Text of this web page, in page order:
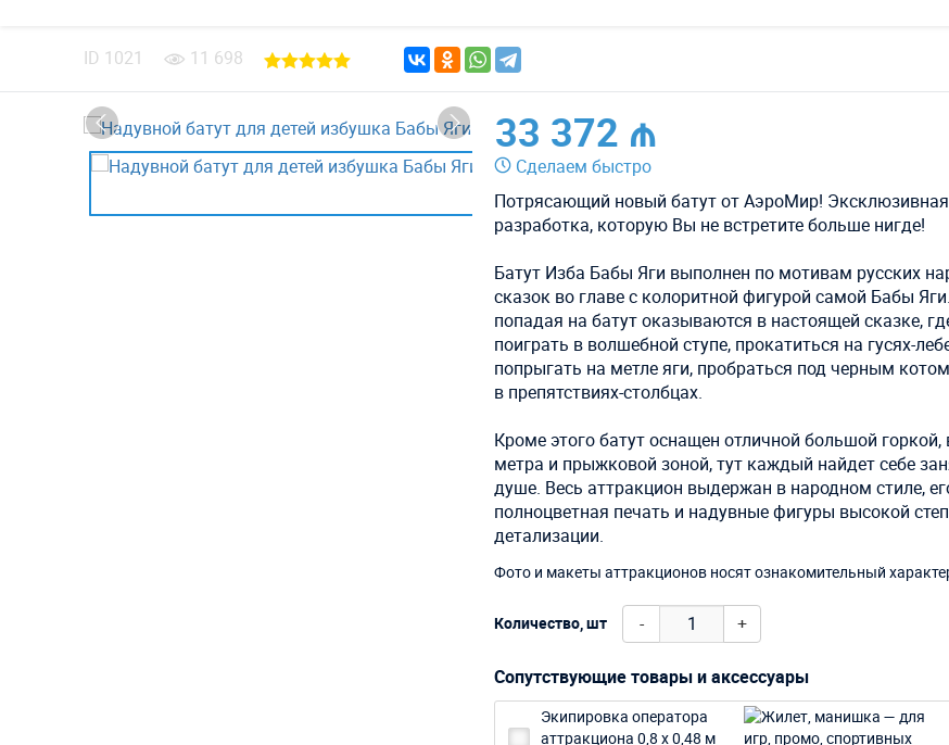
ID 1021 11 698
33 372 ₼
Сделаем быстро
Потрясающий новый батут от АэроМир! Эксклюзивная
разработка, которую Вы не встретите больше нигде!
Батут Изба Бабы Яги выполнен по мотивам русских
сказок во главе с колоритной фигурой самой Бабы
попадая на батут оказываются в настоящей сказке,
поиграть в волшебной ступе, прокатиться на гусях-
попрыгать на метле яги, пробраться под черным
в препятствиях-столбцах.
Кроме этого батут оснащен отличной большой горкой,
метра и прыжковой зоной, тут каждый найдет себе
душе. Весь аттракцион выдержан в народном стиле,
полноцветная печать и надувные фигуры высокой
детализации.
Фото и макеты аттракционов носят ознакомительный
Количество, шт - +
Сопутствующие товары и аксессуары
Экипировка оператора
аттракциона 0,8 х 0,48 м